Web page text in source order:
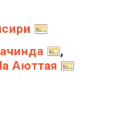
,
Аюттая